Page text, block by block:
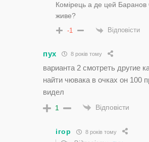
Комірець а де цей Баранов
живе?
-1 Відповісти
пух 8 років тому
варианта 2 смотреть другие
найти чювака в очках он 100
видел
1 Відповісти
ігор 8 років тому